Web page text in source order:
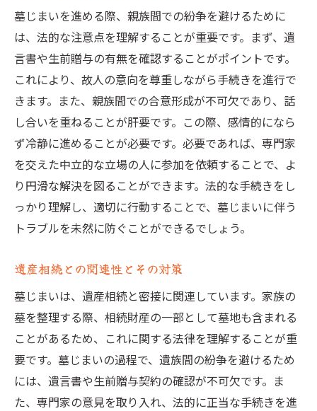
墓じまいを進める際、親族間での紛争を避けるために
は、法的な注意点を理解することが重要です。まず、遺
言書や生前贈与の有無を確認することがポイントです。
これにより、故人の意向を尊重しながら手続きを進行で
きます。また、親族間での合意形成が不可欠であり、話
し合いを重ねることが肝要です。この際、感情的になら
ず冷静に進めることが必要です。必要であれば、専門家
を交えた中立的な立場の人に参加を依頼することで、よ
り円滑な解決を図ることができます。法的な手続きをし
っかり理解し、適切に行動することで、墓じまいに伴う
トラブルを未然に防ぐことができるでしょう。
遺産相続との関連性とその対策
墓じまいは、遺産相続と密接に関連しています。家族の
墓を整理する際、相続財産の一部として墓地も含まれる
ことがあるため、これに関する法律を理解することが重
要です。墓じまいの過程で、遺族間の紛争を避けるため
には、遺言書や生前贈与契約の確認が不可欠です。ま
た、専門家の意見を取り入れ、法的に正当な手続きを進